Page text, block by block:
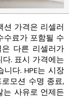
션 가격은 리셀러
수료가 포함될 수
다른 리셀러가
. 표시 가격에는
다. HPE는 시장
모션 수명 종료,
는 사유로 언제든